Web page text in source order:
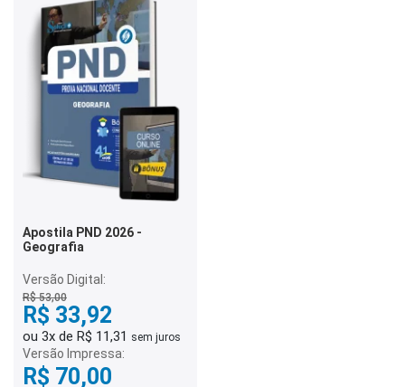
Apostila PND 2026 -
Geografia
Versão Digital:
R$ 53,00
R$ 33,92
ou 3x de R$ 11,31 sem juros
Versão Impressa:
R$ 70,00